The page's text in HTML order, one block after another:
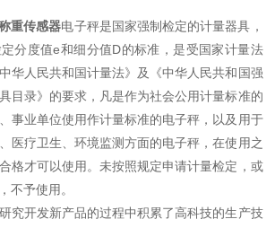
重传感器电子秤是国家强制检定的计量器具，
分度值e和细分值D的标准，是受国家计量法
华人民共和国计量法》及《中华人民共和国强
目录》的要求，凡是作为社会公用计量标准的
事业单位使用作计量标准的电子秤，以及用于
医疗卫生、环境监测方面的电子秤，在使用之
格才可以使用。未按照规定申请计量检定，或
不予使用。
开发新产品的过程中积累了高科技的生产技